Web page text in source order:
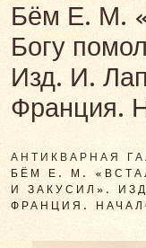
Бём Е. М.
Богу
Изд. И.
Франция.
АНТИКВАРНАЯ
БЁМ Е. М.
И ЗАКУСИЛ».
ФРАНЦИЯ.